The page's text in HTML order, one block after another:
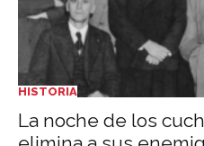
HISTORIA
La noche de los